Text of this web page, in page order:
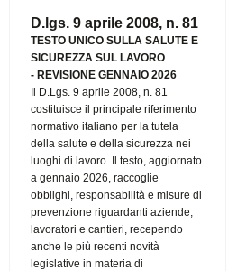
D.lgs. 9 aprile 2008, n. 81
TESTO UNICO SULLA SALUTE E
SICUREZZA SUL LAVORO
-REVISIONE GENNAIO 2026
Il D.Lgs. 9 aprile 2008, n. 81
costituisce il principale riferimento
normativo italiano per la tutela
della salute e della sicurezza nei
luoghi di lavoro. Il testo, aggiornato
a gennaio 2026, raccoglie
obblighi, responsabilità e misure di
prevenzione riguardanti aziende,
lavoratori e cantieri, recependo
anche le più recenti novità
legislative in materia di